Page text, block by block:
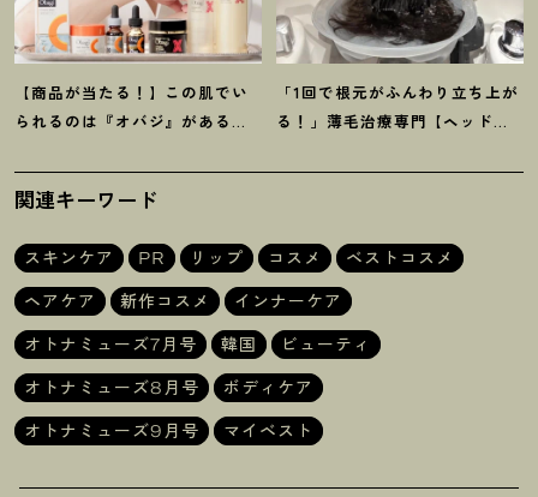
【商品が当たる ！ 】この肌でい
られるのは『オバジ』があるか
バジレシピ」
「1回で根元がふんわり立ち上が
る ！ 」薄毛治療専門【ヘッドス
感動
関連キーワード
スキンケア PR リップ コスメ
ベストコスメ
ヘアケア
新作コスメ
インナーケア
オトナミューズ7月号
韓国
ビューティ
オトナミューズ8月号
ボディケア
オトナミューズ9月号
マイベスト